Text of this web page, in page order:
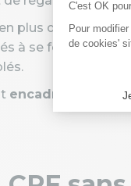
plus
à se former dans
encadrées par la